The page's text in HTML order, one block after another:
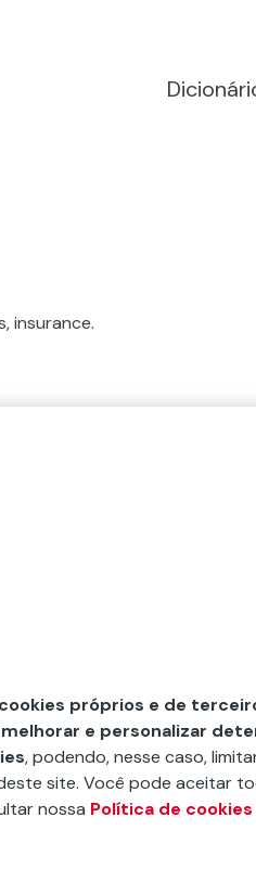
insurance.
o alcance de
Conheça
Revista La
próprios e de
e personalizar
, podendo, nesse caso,
site. Você pode aceitar
nossa Política de cookies